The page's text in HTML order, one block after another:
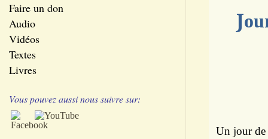
Faire un don
Audio
Vidéos
Textes
Livres
Vous pouvez aussi nous suivre sur:
J
Un jour